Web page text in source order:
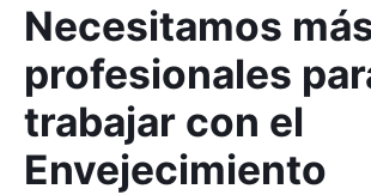
Necesitamos
profesionales
trabajar con el
Envejecimiento